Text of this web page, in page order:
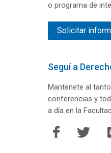
o programa de
Solicitar
Seguí a
Mantenete al
conferencias y
a día en la